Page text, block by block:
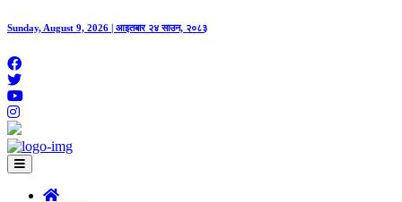
Sunday, August 9, 2026 | आइतबार २४ साउन, २०८३